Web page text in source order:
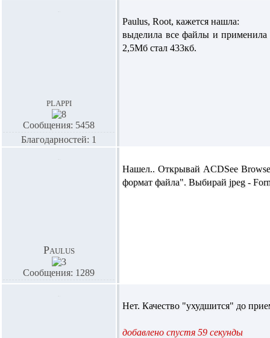
plappi
Сообщения: 5458
Благодарностей: 1
Paulus, Root, кажется нашла:
выделила все файлы и применила
2,5Мб стал 433кб.
Paulus
Сообщения: 1289
Нашел.. Открывай ACDSee
формат файла". Выбирай jpeg -
Нет. Качество "ухудшится" до
добавлено спустя 59 секунды